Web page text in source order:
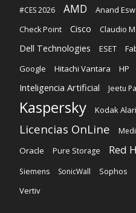
#CES 2026 AMD Anand
Check Point
Cisco Claudio
Dell Technologies ESET
Google Hitachi Vantara HP
Inteligencia Artificial Jeetu
Kaspersky Kodak
Licencias OnLine
Oracle Pure Storage Red
Siemens SonicWall Sophos
Vertiv